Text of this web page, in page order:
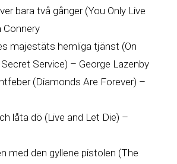
bara två gånger (You Only Live
Connery
majestäts hemliga tjänst (On
Service) – George Lazenby
(Diamonds Are Forever) –
låta dö (Live and Let Die) –
med den gyllene pistolen (The